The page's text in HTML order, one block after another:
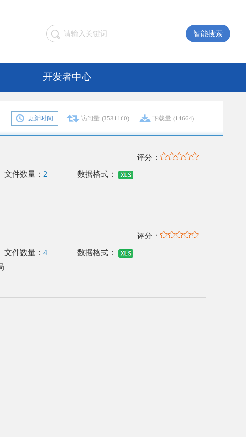
开发者中心
更新时间 访问量:(3531160) 下载量:(14664)
评分：
文件数量： 2
数据格式：
评分：
文件数量： 4
数据格式：